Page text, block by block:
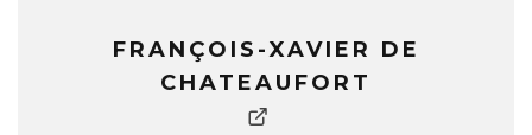
FRANÇOIS-XAVIER DE
CHATEAUFORT